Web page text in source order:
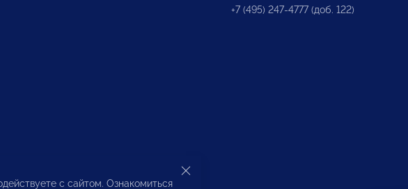
+7 (495) 247-4777 (доб. 122)
с сайтом. Ознакомиться